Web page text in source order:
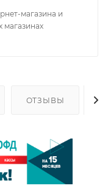
магазина и
магазинах
ОТЗЫВЫ